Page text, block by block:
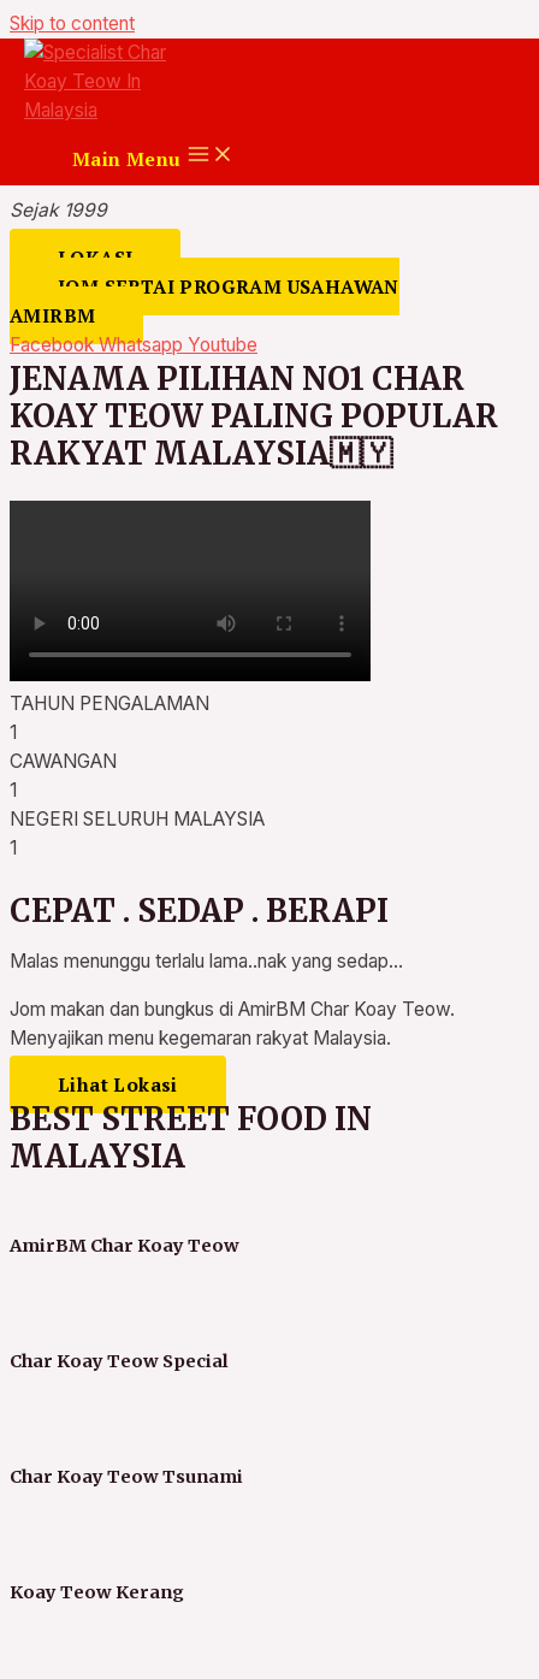
Skip to content
Main Menu
Specialist Char Koay Teow
in Malaysia
CEPAT . SEDAP . BERAPI !!!!
Sejak 1999
LOKASI
JOM SERTAI PROGRAM USAHAWAN
AMIRBM
Facebook Whatsapp Youtube
JENAMA PILIHAN NO1 CHAR
KOAY TEOW PALING POPULAR
RAKYAT MALAYSIA🇲🇾
TAHUN PENGALAMAN
1
CAWANGAN
1
NEGERI SELURUH MALAYSIA
1
CEPAT . SEDAP . BERAPI
Malas menunggu terlalu lama..nak yang sedap…
Jom makan dan bungkus di AmirBM Char Koay Teow.
Menyajikan menu kegemaran rakyat Malaysia.
Lihat Lokasi
BEST STREET FOOD IN
MALAYSIA
AmirBM Char Koay Teow
Char Koay Teow Special
Char Koay Teow Tsunami
Koay Teow Kerang